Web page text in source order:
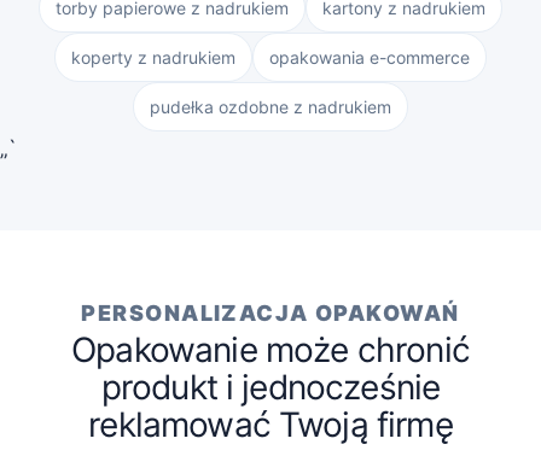
torby papierowe z nadrukiem kartony z nadrukiem
koperty z nadrukiem opakowania e-commerce
pudełka ozdobne z nadrukiem
„`
PERSONALIZACJA OPAKOWAŃ
Opakowanie może chronić
produkt i jednocześnie
reklamować Twoją firmę